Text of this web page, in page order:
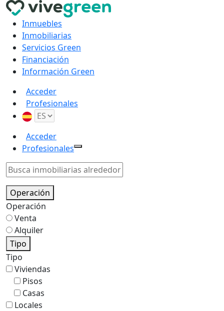
Inmuebles
Inmobiliarias
Servicios Green
Financiación
Información Green
Acceder
Profesionales
Acceder
Profesionales
Operación
Operación
Venta
Alquiler
Tipo
Tipo
Viviendas
Pisos
Casas
Locales